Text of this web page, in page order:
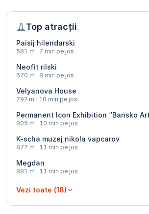
Top atracții
Paisij hilendarski
581 m · 7 min pe jos
Neofit rilski
670 m · 8 min pe jos
Velyanova House
792 m · 10 min pe jos
Permanent Icon Exhibition “Bansko
805 m · 10 min pe jos
K-scha muzej nikola vapcarov
877 m · 11 min pe jos
Megdan
881 m · 11 min pe jos
Vezi toate (18)